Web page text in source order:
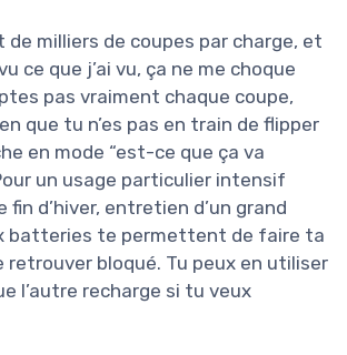
de milliers de coupes par charge, et
ce que j’ai vu, ça ne me choque
pas vraiment chaque coupe,
que tu n’es pas en train de flipper
en mode “est-ce que ça va
un usage particulier intensif
fin d’hiver, entretien d’un grand
batteries te permettent de faire ta
retrouver bloqué. Tu peux en utiliser
l’autre recharge si tu veux